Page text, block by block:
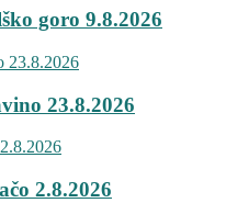
goro 9.8.2026
23.8.2026
2.8.2026